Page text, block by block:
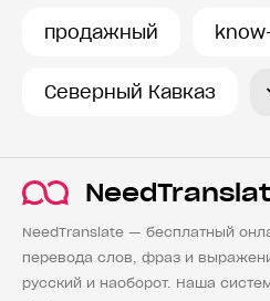
продажный
Северный Кавказ
NeedTranslate — бесплатный
перевода слов, фраз и
русский и наоборот. Наша